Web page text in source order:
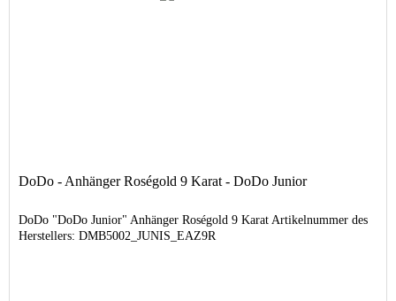
DoDo - Anhänger Roségold 9 Karat - DoDo Junior
DoDo "DoDo Junior" Anhänger Roségold 9 Karat Artikelnummer des
Herstellers: DMB5002_JUNIS_EAZ9R